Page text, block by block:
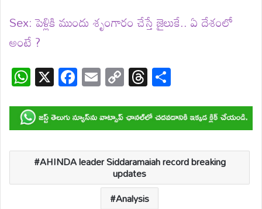
Sex: పెళ్లికి ముందు శృంగారం చేస్తే జైలుకే.. ఏ దేశంలో
అంటే ?
W
h
at
s
A
p
p
X F
ac
e
b
o
o
k
E
m
ail
C
o
p
y
Li
n
k
T
hr
e
a
d
s
ar
e
AHINDA leader Siddaramaiah record breaking
updates
Analysis